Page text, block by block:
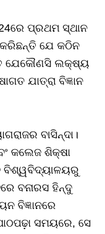
ପ୍ରଥମ ସ୍ଥାନ
ଯେ କଠିନ
ଯେକୌଣସି ଲକ୍ଷ୍ୟ
ଯାତ୍ରା ବିଜ୍ଞାନ
ବାସିନ୍ଦା।
କଲେଜ ଶିକ୍ଷା
ବିଶ୍ୱବିଦ୍ୟାଳୟରୁ
ବନାରସ ହିନ୍ଦୁ
ବିଜ୍ଞାନରେ
ସମୟରେ, ସେ